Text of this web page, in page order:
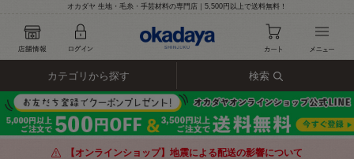
オカダヤ 生地・毛糸・手芸材料の専門店｜5,500円以上で送料無料！
カテゴリから探す 検索
【オンラインショップ】地震による配送の影響について